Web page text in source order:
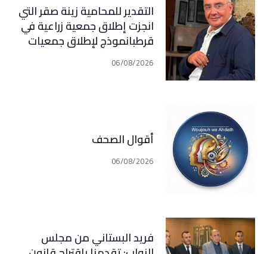
احتمال تفجّر التصعيد
التقدير للمحامية زينة صقر التي
انجزت إطلاق جمعية زراعية في
قرطبانموذج لإطلاق جمعيات
معنية بكل المجالات في كل
القرى و البلدات في جبيل (فارس
06/08/2026
أقوال الصحف
06/08/2026
فريد البستاني من مجلس